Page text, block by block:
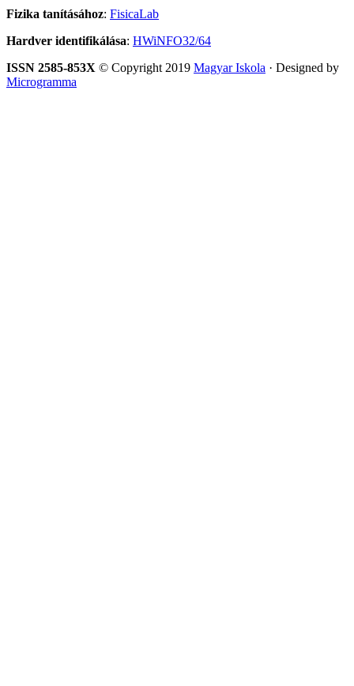
Fizika tanításához: FisicaLab
Hardver identifikálása: HWiNFO32/64
ISSN 2585-853X © Copyright 2019 Magyar Iskola · Designed by
Microgramma